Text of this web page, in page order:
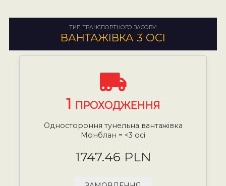
ТИП ТРАНСПОРТНОГО ЗАСОБУ:
ВАНТАЖІВКА 3 ОСІ
1 ПРОХОДЖЕННЯ
Одностороння тунельна вантажівка
Монблан = <3 осі
1747.46 PLN